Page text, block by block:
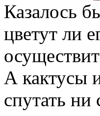
Казалось
цветут ли
А кактусы
спутать